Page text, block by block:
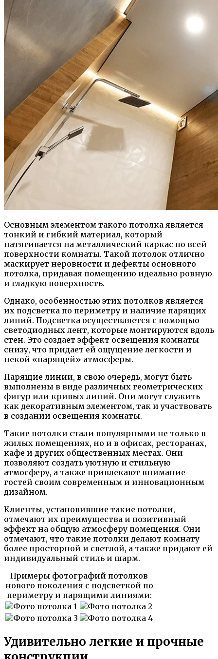
Основным элементом такого потолка является
тонкий и гибкий материал, который
натягивается на металлический каркас по всей
поверхности комнаты. Такой потолок отлично
маскирует неровности и дефекты основного
потолка, придавая помещению идеально ровную
и гладкую поверхность.
Однако, особенностью этих потолков является
их подсветка по периметру и наличие парящих
линий. Подсветка осуществляется с помощью
светодиодных лент, которые монтируются вдоль
стен. Это создает эффект освещения комнаты
снизу, что придает ей ощущение легкости и
некой «парящей» атмосферы.
Парящие линии, в свою очередь, могут быть
выполнены в виде различных геометрических
фигур или кривых линий. Они могут служить
как декоративным элементом, так и участвовать
в создании освещения комнаты.
Такие потолки стали популярными не только в
жилых помещениях, но и в офисах, ресторанах,
кафе и других общественных местах. Они
позволяют создать уютную и стильную
атмосферу, а также привлекают внимание
гостей своим современным и инновационным
дизайном.
Клиенты, установившие такие потолки,
отмечают их преимущества и позитивный
эффект на общую атмосферу помещения. Они
отмечают, что такие потолки делают комнату
более просторной и светлой, а также придают ей
индивидуальный стиль и шарм.
Примеры фотографий потолков
нового поколения с подсветкой по
периметру и парящими линиями:
Удивительно легкие и прочные